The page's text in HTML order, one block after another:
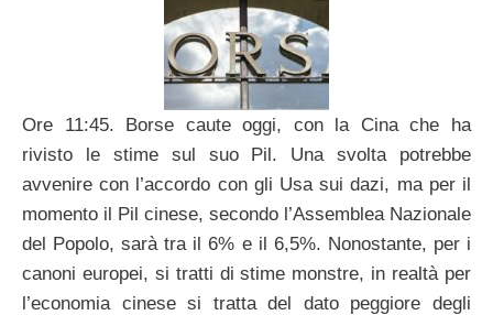
Ore 11:45. Borse caute oggi, con la Cina che ha
rivisto le stime sul suo Pil. Una svolta potrebbe
avvenire con l’accordo con gli Usa sui dazi, ma per il
momento il Pil cinese, secondo l’Assemblea Nazionale
del Popolo, sarà tra il 6% e il 6,5%. Nonostante, per i
canoni europei, si tratti di stime monstre, in realtà per
l’economia cinese si tratta del dato peggiore degli